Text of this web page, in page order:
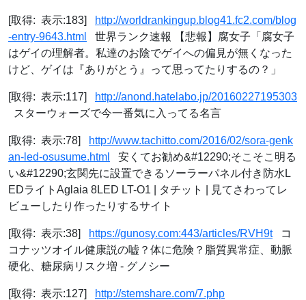
[取得: 表示:183]
http://worldrankingup.blog41.fc2.com/blog
-entry-9643.html
世界ランク速報 【悲報】腐女子「腐女子
はゲイの理解者。私達のお陰でゲイへの偏見が無くなった
けど、ゲイは『ありがとう』って思ってたりするの？」
[取得: 表示:117]
http://anond.hatelabo.jp/20160227195303
スターウォーズで今一番気に入ってる名言
[取得: 表示:78]
http://www.tachitto.com/2016/02/sora-genk
an-led-osusume.html
安くてお勧め&#12290;そこそこ明る
い&#12290;玄関先に設置できるソーラーパネル付き防水L
EDライトAglaia 8LED LT-O1 | タチット | 見てさわってレ
ビューしたり作ったりするサイト
[取得: 表示:38] https://gunosy.com:443/articles/RVH9tコ
コナッツオイル健康説の嘘？体に危険？脂質異常症、動脈
硬化、糖尿病リスク増 - グノシー
[取得: 表示:127] http://stemshare.com/7.php